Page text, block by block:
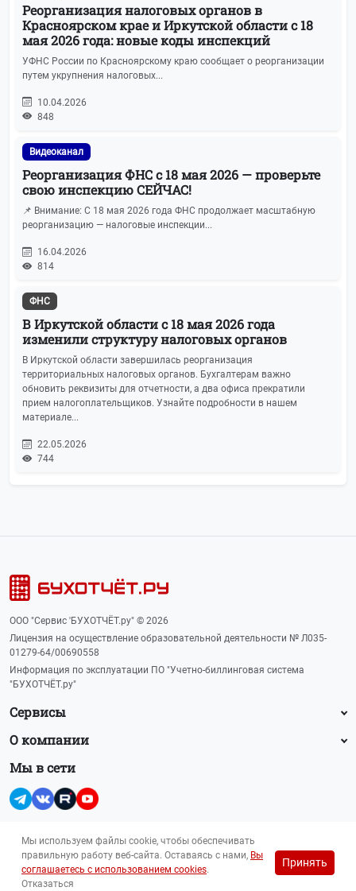
Реорганизация налоговых органов в
Красноярском крае и Иркутской области с 18
мая 2026 года: новые коды инспекций
УФНС России по Красноярскому краю сообщает о реорганизации
путем укрупнения налоговых...
10.04.2026
848
Видеоканал
Реорганизация ФНС с 18 мая 2026 — проверьте
свою инспекцию СЕЙЧАС!
📌 Внимание: С 18 мая 2026 года ФНС продолжает масштабную
реорганизацию — налоговые инспекции...
16.04.2026
814
ФНС
В Иркутской области с 18 мая 2026 года
изменили структуру налоговых органов
В Иркутской области завершилась реорганизация
территориальных налоговых органов. Бухгалтерам важно
обновить реквизиты для отчетности, а два офиса прекратили
прием налогоплательщиков. Узнайте подробности в нашем
материале...
22.05.2026
744
ООО "Сервис 'БУХОТЧЁТ.ру" © 2026
Лицензия на осуществление образовательной деятельности № Л035-
01279-64/00690558
Информация по эксплуатации ПО "Учетно-биллинговая система
"БУХОТЧЁТ.ру"
Сервисы
О компании
Мы в сети
Для лиц 16+
Прайс-лист на рекламу (PDF, 145 Кб)
Мы используем файлы cookie, чтобы обеспечивать
правильную работу веб-сайта. Оставаясь с нами, Вы
соглашаетесь с использованием cookies.
Отказаться
Принять